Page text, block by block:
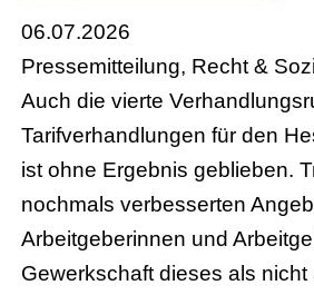
06.07.2026
Pressemitteilung, Recht &
Auch die vierte
Tarifverhandlungen für den
ist ohne Ergebnis geblieben.
nochmals verbesserten
Arbeitgeberinnen und
Gewerkschaft dieses als